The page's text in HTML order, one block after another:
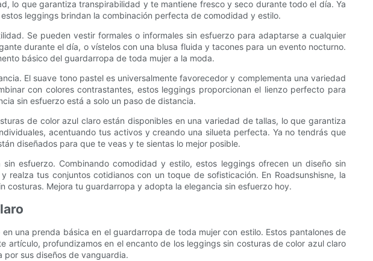
lo que garantiza transpirabilidad y te mantiene fresco y seco durante todo el día. Ya
leggings brindan la combinación perfecta de comodidad y estilo.
Se pueden vestir formales o informales sin esfuerzo para adaptarse a cualquier
durante el día, o vístelos con una blusa fluida y tacones para un evento nocturno.
básico del guardarropa de toda mujer a la moda.
El suave tono pastel es universalmente favorecedor y complementa una variedad
con colores contrastantes, estos leggings proporcionan el lienzo perfecto para
sin esfuerzo está a solo un paso de distancia.
de color azul claro están disponibles en una variedad de tallas, lo que garantiza
acentuando tus activos y creando una silueta perfecta. Ya no tendrás que
diseñados para que te veas y te sientas lo mejor posible.
esfuerzo. Combinando comodidad y estilo, estos leggings ofrecen un diseño sin
tus conjuntos cotidianos con un toque de sofisticación. En Roadsunshisne, la
Mejora tu guardarropa y adopta la elegancia sin esfuerzo hoy.
una prenda básica en el guardarropa de toda mujer con estilo. Estos pantalones de
profundizamos en el encanto de los leggings sin costuras de color azul claro
por sus diseños de vanguardia.